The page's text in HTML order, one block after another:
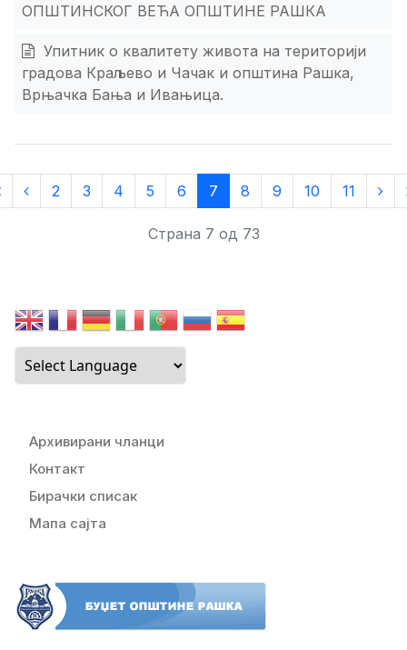
ОПШТИНСКОГ ВЕЋА ОПШТИНЕ РАШКА
Упитник о квалитету живота на територији
градова Краљево и Чачак и општина Рашка,
Врњачка Бања и Ивањица.
2 3 4 5 6 7 8 9 10 11
Страна 7 од 73
Архивирани чланци
Контакт
Бирачки списак
Мапа сајта